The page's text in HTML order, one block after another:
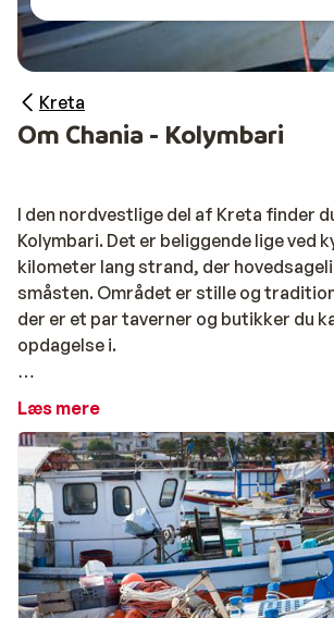
Kreta
Om Chania - Kolymbari
I den nordvestlige del af Kreta finder
Kolymbari. Det er beliggende lige ved
kilometer lang strand, der
småsten. Området er stille og
der er et par taverner og butikker du
opdagelse i.
Olivenolie er en uundværlig del af det
beboer fra oliven- og
fra dette område har vundet
den perfekte gave at tage med hjem
Læs mere